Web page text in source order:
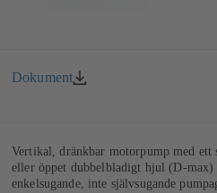
Dokument
Vertikal, dränkbar motorpump med
eller öppet dubbelbladigt hjul (D-max)
enkelsugande, inte självsugande